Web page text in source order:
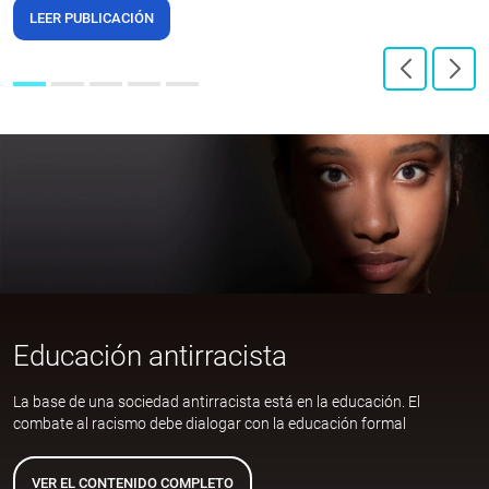
LEER PUBLICACIÓN
Educación antirracista
La base de una sociedad antirracista está en la educación. El
combate al racismo debe dialogar con la educación formal
VER EL CONTENIDO COMPLETO